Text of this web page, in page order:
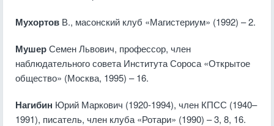
Мухортов В., масонский клуб «Магистериум» (1992) – 2.
МушерСемен Львович, профессор, член
наблюдательного совета Института Сороса «Открытое
общество» (Москва, 1995) – 16.
Нагибин Юрий Маркович (1920-1994), член КПСС (1940–
1991), писатель, член клуба «Ротари» (1990) – 3, 8, 16.